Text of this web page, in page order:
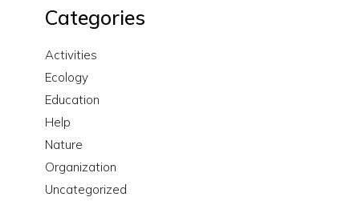
Categories
Activities
Ecology
Education
Help
Nature
Organization
Uncategorized